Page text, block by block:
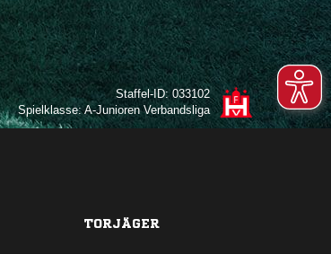
Staffel-ID: 033102
Spielklasse: A-Junioren Verbandsliga
TORJÄGER